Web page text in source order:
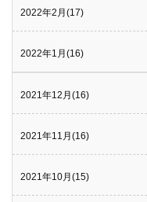
2022年2月(17)
2022年1月(16)
2021年12月(16)
2021年11月(16)
2021年10月(15)